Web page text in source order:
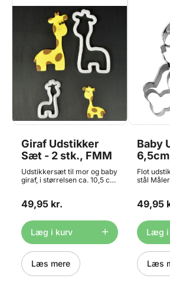
Giraf Udstikker
Sæt - 2 stk., FMM
Udstikkersæt til mor og baby
giraf, i størrelsen ca. 10,5 cm
børnefødselsdag. Brug f.eks.
af småkager, bordkort eller
som dekoration på kager.
Størrelser ca. - Mor Giraf:
10,5 x 6 cm. - Baby Giraf: 5,7
x 3,7 cm.
[embed]https://youtu.be/6rvxlWS3A1k[/
49,95 kr.
Læg i kurv
Læs mere
Baby
Flot
stål
49,95
Læg i
Læs